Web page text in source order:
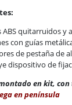
ABS quitarruidos y
con guías
de pestaña de
dispositivo de
en kit,
en península